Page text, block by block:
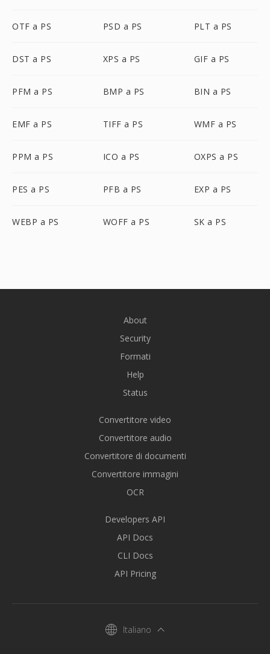
OTF a PS PSD a PS PLT a PS
DST a PS XPS a PS GIF a PS
PFM a PS BMP a PS BIN a PS
EMF a PS TIFF a PS WMF a PS
PPM a PS ICO a PS OXPS a PS
PES a PS PFB a PS EXP a PS
WEBP a PS WOFF a PS SK a PS
About
Security
Formati
Help
Status
Convertitore video
Convertitore audio
Convertitore di documenti
Convertitore immagini
OCR
Developers API
API Docs
CLI Docs
API Pricing
Italiano